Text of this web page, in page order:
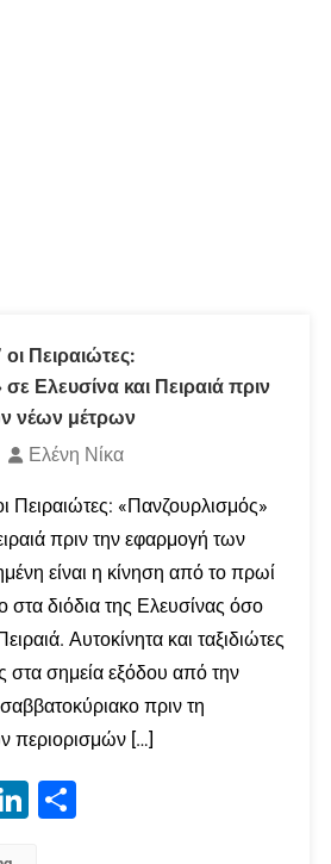
Πειραιώτες:
Ελευσίνα και Πειραιά πριν
νέων μέτρων
Ελένη Νίκα
Πειραιώτες: «Πανζουρλισμός»
πριν την εφαρμογή των
είναι η κίνηση από το πρωί
στα διόδια της Ελευσίνας όσο
Αυτοκίνητα και ταξιδιώτες
στα σημεία εξόδου από την
πριν τη
περιορισμών […]
LinkedIn